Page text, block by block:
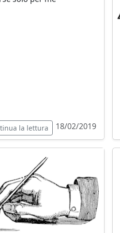
la lettura 18/02/2019